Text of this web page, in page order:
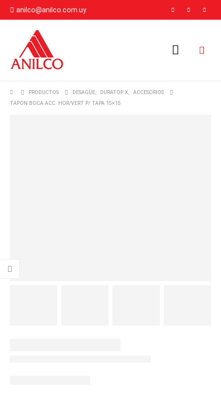
anilco@anilco.com.uy
PRODUCTOS DESAGÜE DURATOP X
ACCESORIOS
TAPON BOCA ACC. HOR/VERT P/ TAPA 15×15